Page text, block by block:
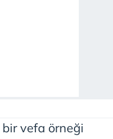
vefa örneği